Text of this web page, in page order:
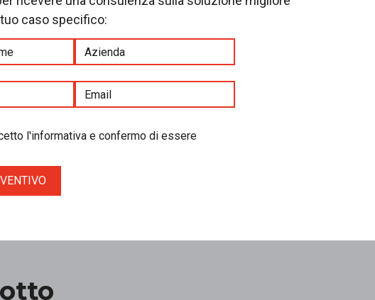
caso specifico:
l'informativa e confermo di essere